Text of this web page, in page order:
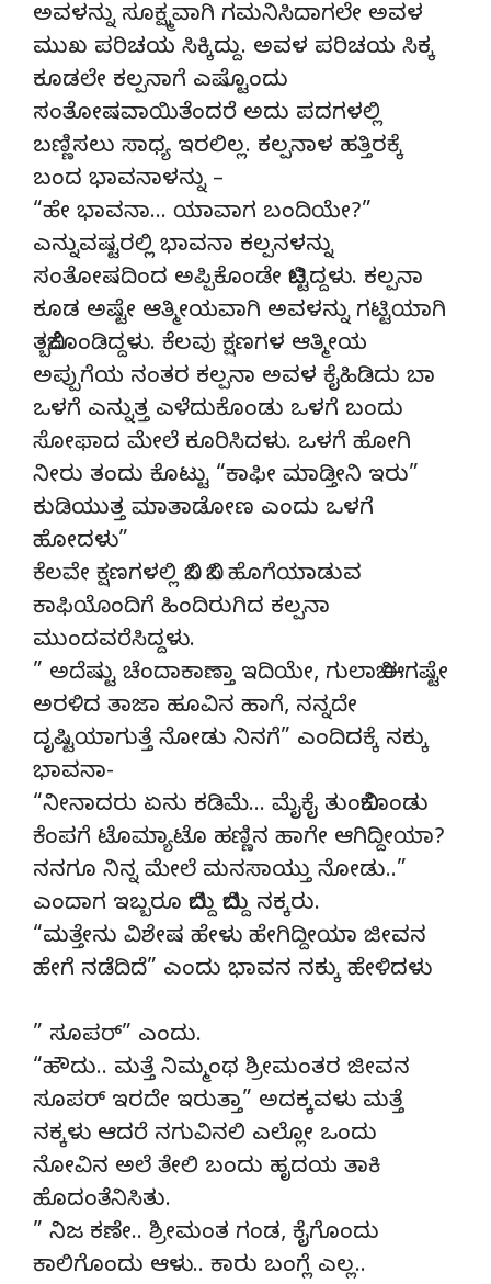
ಅವಳನ್ನು ಸೂಕ್ಷ್ಮವಾಗಿ ಗಮನಿಸಿದಾಗಲೇ ಅವಳ
ಮುಖ ಪರಿಚಯ ಸಿಕ್ಕಿದ್ದು. ಅವಳ ಪರಿಚಯ ಸಿಕ್ಕ
ಕೂಡಲೇ ಕಲ್ಪನಾಗೆ ಎಷ್ಟೊಂದು
ಸಂತೋಷವಾಯಿತೆಂದರೆ ಅದು ಪದಗಳಲ್ಲಿ
ಬಣ್ಣಿಸಲು ಸಾಧ್ಯ ಇರಲಿಲ್ಲ. ಕಲ್ಪನಾಳ ಹತ್ತಿರಕ್ಕೆ
ಬಂದ ಭಾವನಾಳನ್ನು –
“ಹೇ ಭಾವನಾ… ಯಾವಾಗ ಬಂದಿಯೇ?”
ಎನ್ನುವಷ್ಟರಲ್ಲಿ ಭಾವನಾ ಕಲ್ಪನಳನ್ನು
ಸಂತೋಷದಿಂದ ಅಪ್ಪಿಕೊಂಡೇ ಬಿಟ್ಟಿದ್ದಳು. ಕಲ್ಪನಾ
ಕೂಡ ಅಷ್ಟೇ ಆತ್ಮೀಯವಾಗಿ ಅವಳನ್ನು ಗಟ್ಟಿಯಾಗಿ
ತಬ್ಬಿಕೊಂಡಿದ್ದಳು. ಕೆಲವು ಕ್ಷಣಗಳ ಆತ್ಮೀಯ
ಅಪ್ಪುಗೆಯ ನಂತರ ಕಲ್ಪನಾ ಅವಳ ಕೈಹಿಡಿದು ಬಾ
ಒಳಗೆ ಎನ್ನುತ್ತ ಎಳೆದುಕೊಂಡು ಒಳಗೆ ಬಂದು
ಸೋಫಾದ ಮೇಲೆ ಕೂರಿಸಿದಳು. ಒಳಗೆ ಹೋಗಿ
ನೀರು ತಂದು ಕೊಟ್ಟು “ಕಾಫೀ ಮಾಡ್ತೀನಿ ಇರು”
ಕುಡಿಯುತ್ತ ಮಾತಾಡೋಣ ಎಂದು ಒಳಗೆ
ಹೋದಳು”
ಕೆಲವೇ ಕ್ಷಣಗಳಲ್ಲಿ ಬಿಸಿ ಬಿಸಿ ಹೊಗೆಯಾಡುವ
ಕಾಫಿಯೊಂದಿಗೆ ಹಿಂದಿರುಗಿದ ಕಲ್ಪನಾ
ಮುಂದವರೆಸಿದ್ದಳು.
” ಅದೆಷ್ಟು ಚೆಂದಾ‌ಕಾಣ್ತಾ ಇದಿಯೇ, ಗುಲಾಬಿ ಈಗಷ್ಟೇ
ಅರಳಿದ ತಾಜಾ ಹೂವಿನ ಹಾಗೆ, ನನ್ನದೇ
ದೃಷ್ಟಿಯಾಗುತ್ತೆ ನೋಡು ನಿನಗೆ” ಎಂದಿದಕ್ಕೆ ನಕ್ಕು
ಭಾವನಾ-
“ನೀನಾದರು ಏನು ಕಡಿಮೆ… ಮೈಕೈ ತುಂಬಿಕೊಂಡು
ಕೆಂಪಗೆ ಟೊಮ್ಯಾಟೊ ಹಣ್ಣಿನ ಹಾಗೇ ಆಗಿದ್ದೀಯಾ?
ನನಗೂ ನಿನ್ನ ಮೇಲೆ ಮನಸಾಯ್ತು ನೋಡು..”
ಎಂದಾಗ ಇಬ್ಬರೂ ಬಿದ್ದು ಬಿದ್ದು ನಕ್ಕರು.
“ಮತ್ತೇನು ವಿಶೇಷ ಹೇಳು ಹೇಗಿದ್ದೀಯಾ ಜೀವನ
ಹೇಗೆ ನಡೆದಿದೆ” ಎಂದು ಭಾವನ ನಕ್ಕು ಹೇಳಿದಳು
” ಸೂಪರ್” ಎಂದು.
“ಹೌದು.. ಮತ್ತೆ ನಿಮ್ಮಂಥ ಶ್ರೀಮಂತರ ಜೀವನ
ಸೂಪರ್ ಇರದೇ ಇರುತ್ತಾ” ಅದಕ್ಕವಳು ಮತ್ತೆ
ನಕ್ಕಳು ಆದರೆ ನಗುವಿನಲಿ ಎಲ್ಲೋ ಒಂದು
ನೋವಿನ ಅಲೆ ತೇಲಿ ಬಂದು ಹೃದಯ ತಾಕಿ
ಹೊದಂತೆನಿಸಿತು.
” ನಿಜ ಕಣೇ.. ಶ್ರೀಮಂತ ಗಂಡ, ಕೈಗೊಂದು
ಕಾಲಿಗೊಂದು ಆಳು.. ಕಾರು ಬಂಗ್ಲೆ ಎಲ್ಲ..